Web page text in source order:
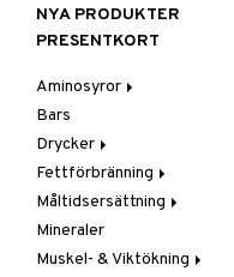
NYA PRODUKTER
PRESENTKORT
Aminosyror
Kapslar & Tabletter
Pulver & Drycker
Bars
Drycker
Sportdrycker
Fettförbränning
Kapslar & Tabletter
Måltidsersättning
Pulver & Drycker
Mineraler
Muskel- & Viktökning